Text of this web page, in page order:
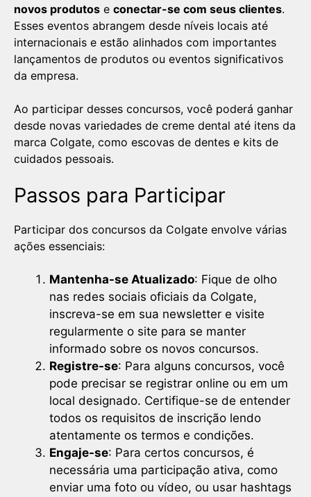
novos produtos e conectar-se com seus clientes.
Esses eventos abrangem desde níveis locais até
internacionais e estão alinhados com importantes
lançamentos de produtos ou eventos significativos
da empresa.
Ao participar desses concursos, você poderá ganhar
desde novas variedades de creme dental até itens da
marca Colgate, como escovas de dentes e kits de
cuidados pessoais.
Passos para Participar
Participar dos concursos da Colgate envolve várias
ações essenciais:
Mantenha-se Atualizado: Fique de olho
nas redes sociais oficiais da Colgate,
inscreva-se em sua newsletter e visite
regularmente o site para se manter
informado sobre os novos concursos.
Registre-se: Para alguns concursos, você
pode precisar se registrar online ou em um
local designado. Certifique-se de entender
todos os requisitos de inscrição lendo
atentamente os termos e condições.
Engaje-se: Para certos concursos, é
necessária uma participação ativa, como
enviar uma foto ou vídeo, ou usar hashtags